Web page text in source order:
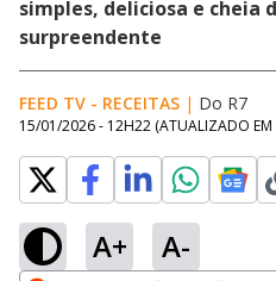
simples, deliciosa e cheia
surpreendente
FEED TV - RECEITAS | Do R7
15/01/2026 - 12H22 (ATUALIZADO EM
A+ A-